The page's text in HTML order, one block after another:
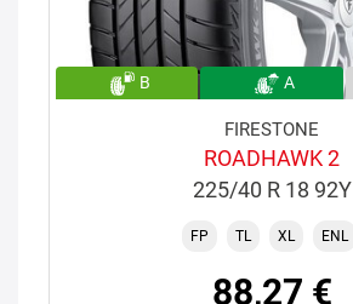
B A
FIRESTONE
ROADHAWK 2
225/40 R 18 92Y
FP TL XL ENL
88,27 €